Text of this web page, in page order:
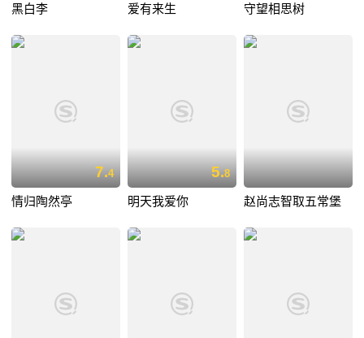
黑白李 爱有来生 守望相思树
7.4
情归陶然亭
5.8
明天我爱你 赵尚志智取五常堡